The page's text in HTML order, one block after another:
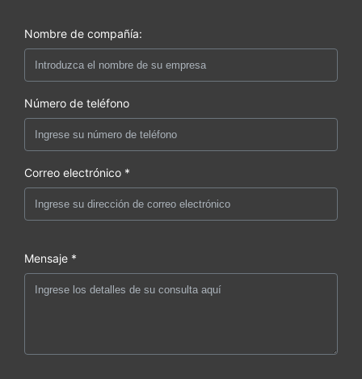
Nombre de compañía:
Número de teléfono
Correo electrónico *
Mensaje *